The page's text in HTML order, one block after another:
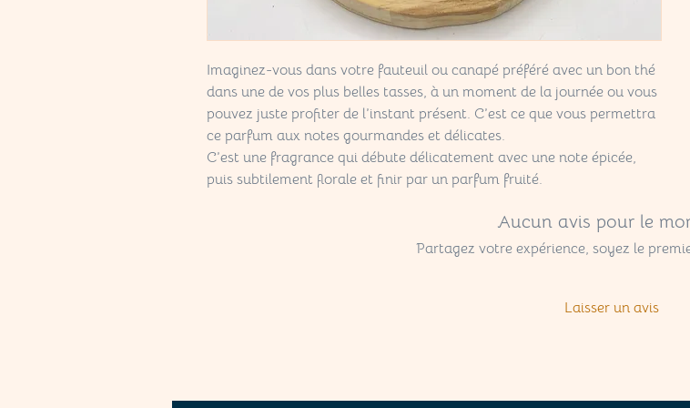
Imaginez-vous dans votre fauteuil ou canapé préféré avec un bon thé
dans une de vos plus belles tasses, à un moment de la journée ou vous
pouvez juste profiter de l’instant présent. C’est ce que vous permettra
ce parfum aux notes gourmandes et délicates.
C’est une fragrance qui débute délicatement avec une note épicée,
puis subtilement florale et finir par un parfum fruité.
Aucun avis pour le
Partagez votre expérience, soyez le
Laisser un avis